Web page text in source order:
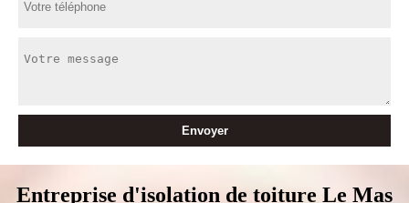
Entreprise d'isolation de toiture Le Mas